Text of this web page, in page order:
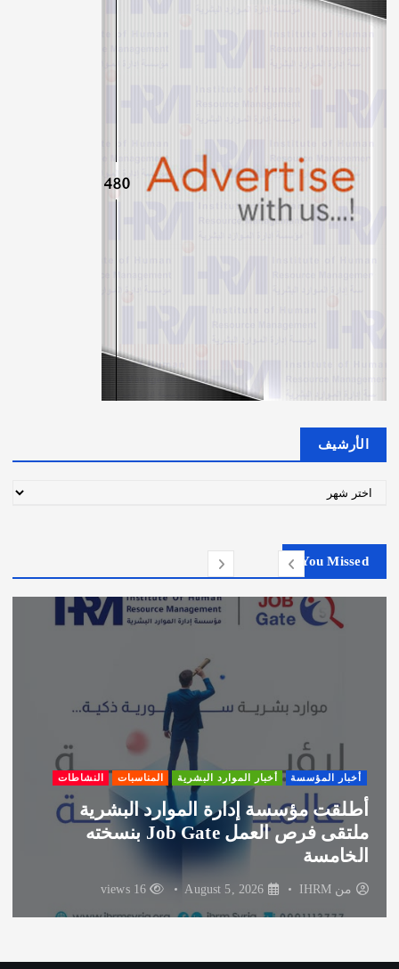
الأرشيف
You Missed
أخبار الموارد البشرية المناسبات النشاطات
مشاركة بن حسيب كراعي للضيافة في
فعالية “وهلأ لوين 5”
من IHRM
August 3, 2026
72 views